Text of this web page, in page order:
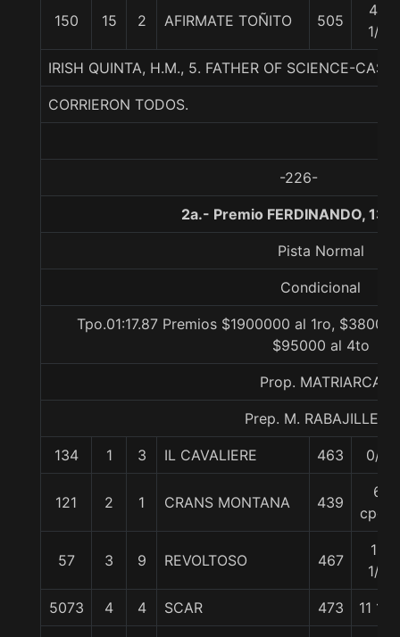
150 15 2 AFIRMATE TOÑITO 505
49
1/2
IRISH QUINTA, H.M., 5. FATHER OF SCIENCE-
CORRIERON TODOS.
-226-
2a.- Premio FERDINANDO,
Pista Normal
Condicional
Tpo.01:17.87 Premios $1900000 al 1ro,
$95000 al 4to
Prop. MATRIARCA
Prep. M. RABAJILLE D.
134 1 3 IL CAVALIERE 463 0/0
121 2 1 CRANS MONTANA 439
6
cpos.
57 3 9 REVOLTOSO 467
10
1/4
5073 4 4 SCAR 473 11 1/4